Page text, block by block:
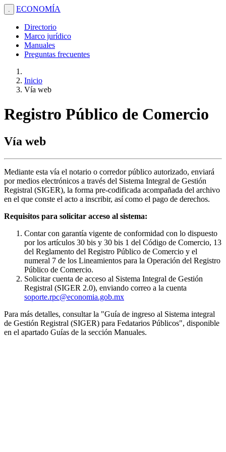
. ECONOMÍA
Directorio
Marco jurídico
Manuales
Preguntas frecuentes
Inicio
Vía web
Registro Público de Comercio
Vía web
Mediante esta vía el notario o corredor público autorizado, enviará
por medios electrónicos a través del Sistema Integral de Gestión
Registral (SIGER), la forma pre-codificada acompañada del archivo
en el que conste el acto a inscribir, así como el pago de derechos.
Requisitos para solicitar acceso al sistema:
Contar con garantía vigente de conformidad con lo dispuesto
por los artículos 30 bis y 30 bis 1 del Código de Comercio, 13
del Reglamento del Registro Público de Comercio y el
numeral 7 de los Lineamientos para la Operación del Registro
Público de Comercio.
Solicitar cuenta de acceso al Sistema Integral de Gestión
Registral (SIGER 2.0), enviando correo a la cuenta
soporte.rpc@economia.gob.mx
Para más detalles, consultar la "Guía de ingreso al Sistema integral
de Gestión Registral (SIGER) para Fedatarios Públicos", disponible
en el apartado Guías de la sección Manuales.